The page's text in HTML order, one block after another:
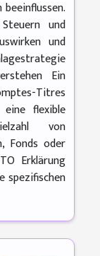
und
und
Ein
Titres
flexible
von
Fonds oder
Erklärung
spezifischen